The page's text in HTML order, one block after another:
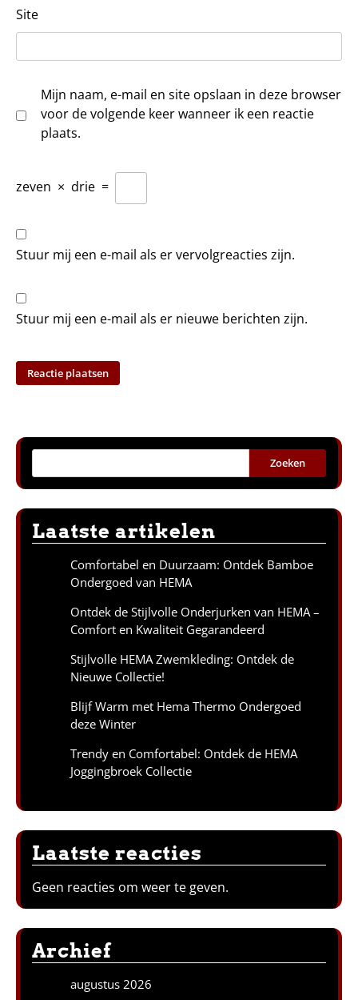
Site
Mijn naam, e-mail en site opslaan in deze browser
voor de volgende keer wanneer ik een reactie
plaats.
zeven × drie =
Stuur mij een e-mail als er vervolgreacties zijn.
Stuur mij een e-mail als er nieuwe berichten zijn.
Zoeken
Laatste artikelen
Comfortabel en Duurzaam: Ontdek Bamboe
Ondergoed van HEMA
Ontdek de Stijlvolle Onderjurken van HEMA –
Comfort en Kwaliteit Gegarandeerd
Stijlvolle HEMA Zwemkleding: Ontdek de
Nieuwe Collectie!
Blijf Warm met Hema Thermo Ondergoed
deze Winter
Trendy en Comfortabel: Ontdek de HEMA
Joggingbroek Collectie
Laatste reacties
Geen reacties om weer te geven.
Archief
augustus 2026